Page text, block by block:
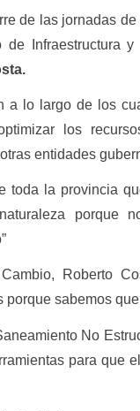
de las jornadas
de Infraestructura
a lo largo de los
los
entidades
toda la provincia
porque
Roberto
sabemos
No
para que